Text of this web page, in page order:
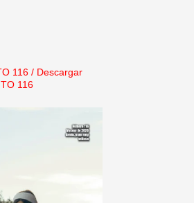
116 / Descargar
116